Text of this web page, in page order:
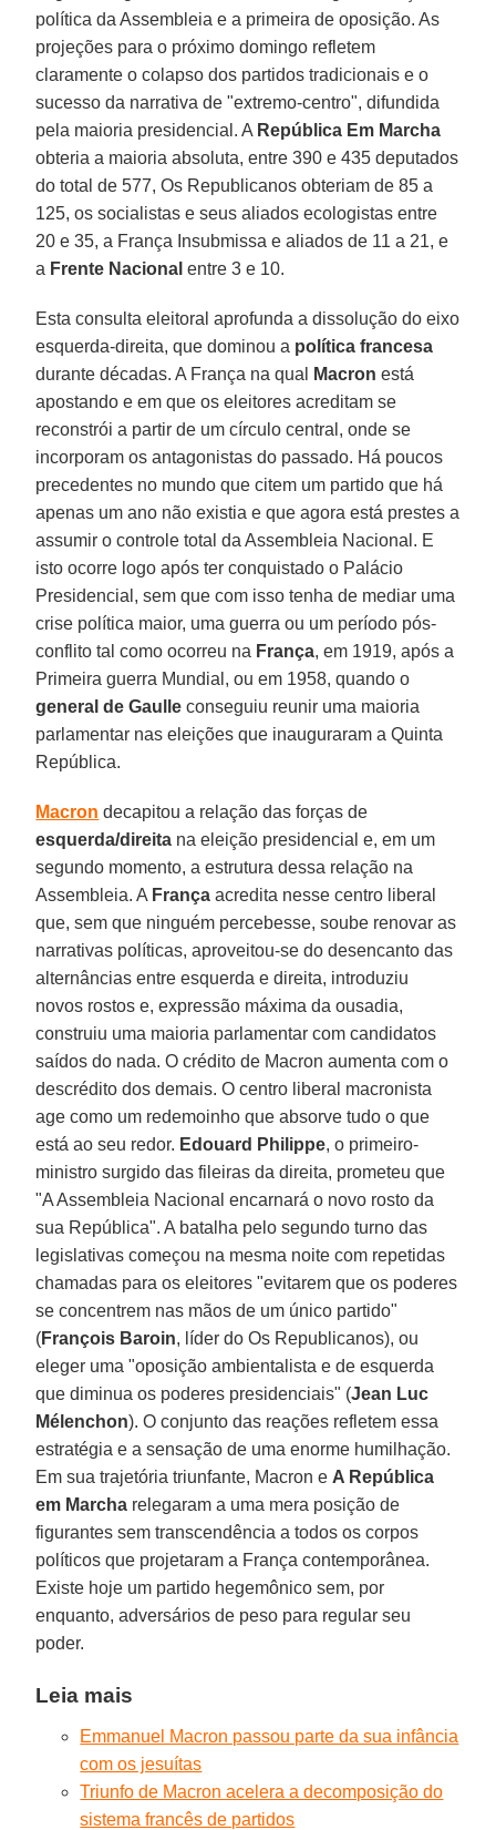
política da Assembleia e a primeira de oposição. As
projeções para o próximo domingo refletem
claramente o colapso dos partidos tradicionais e o
sucesso da narrativa de "extremo-centro", difundida
pela maioria presidencial. A República Em Marcha
obteria a maioria absoluta, entre 390 e 435 deputados
do total de 577, Os Republicanos obteriam de 85 a
125, os socialistas e seus aliados ecologistas entre
20 e 35, a França Insubmissa e aliados de 11 a 21, e
a Frente Nacional entre 3 e 10.
Esta consulta eleitoral aprofunda a dissolução do eixo
esquerda-direita, que dominou a política francesa
durante décadas. A França na qual
Macron está
apostando e em que os eleitores acreditam se
reconstrói a partir de um círculo central, onde se
incorporam os antagonistas do passado. Há poucos
precedentes no mundo que citem um partido que há
apenas um ano não existia e que agora está prestes a
assumir o controle total da Assembleia Nacional. E
isto ocorre logo após ter conquistado o Palácio
Presidencial, sem que com isso tenha de mediar uma
crise política maior, uma guerra ou um período pós-
conflito tal como ocorreu na França, em 1919, após a
Primeira guerra Mundial, ou em 1958, quando o
general de Gaulle conseguiu reunir uma maioria
parlamentar nas eleições que inauguraram a Quinta
República.
Macron decapitou a relação das forças de
esquerda/direita na eleição presidencial e, em um
segundo momento, a estrutura dessa relação na
Assembleia. A França acredita nesse centro liberal
que, sem que ninguém percebesse, soube renovar as
narrativas políticas, aproveitou-se do desencanto das
alternâncias entre esquerda e direita, introduziu
novos rostos e, expressão máxima da ousadia,
construiu uma maioria parlamentar com candidatos
saídos do nada. O crédito de Macron aumenta com o
descrédito dos demais. O centro liberal macronista
age como um redemoinho que absorve tudo o que
está ao seu redor. Edouard Philippe, o primeiro-
ministro surgido das fileiras da direita, prometeu que
"A Assembleia Nacional encarnará o novo rosto da
sua República". A batalha pelo segundo turno das
legislativas começou na mesma noite com repetidas
chamadas para os eleitores "evitarem que os poderes
se concentrem nas mãos de um único partido"
(François Baroin, líder do Os Republicanos), ou
eleger uma "oposição ambientalista e de esquerda
que diminua os poderes presidenciais" (Jean Luc
Mélenchon). O conjunto das reações refletem essa
estratégia e a sensação de uma enorme humilhação.
Em sua trajetória triunfante, Macron e A República
em Marcha relegaram a uma mera posição de
figurantes sem transcendência a todos os corpos
políticos que projetaram a França contemporânea.
Existe hoje um partido hegemônico sem, por
enquanto, adversários de peso para regular seu
poder.
Leia mais
Emmanuel Macron passou parte da sua infância
com os jesuítas
Triunfo de Macron acelera a decomposição do
sistema francês de partidos